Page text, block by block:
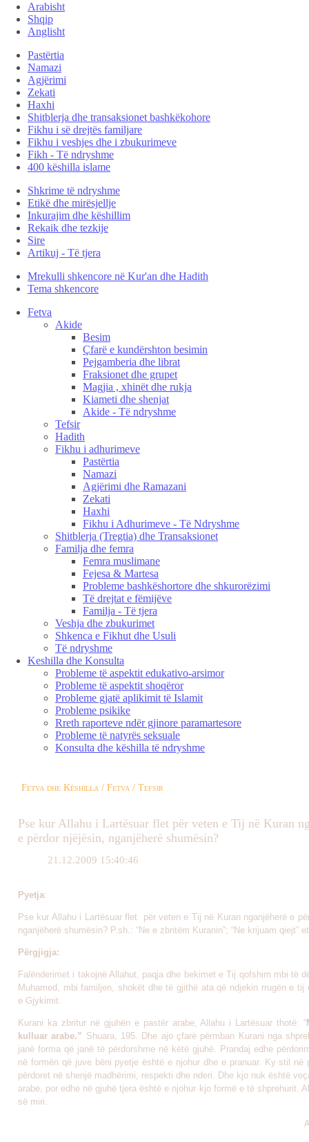
Arabisht
Shqip
Anglisht
Pastërtia
Namazi
Agjërimi
Zekati
Haxhi
Shitblerja dhe transaksionet bashkëkohore
Fikhu i së drejtës familjare
Fikhu i veshjes dhe i zbukurimeve
Fikh - Të ndryshme
400 këshilla islame
Shkrime të ndryshme
Etikë dhe mirësjellje
Inkurajim dhe këshillim
Rekaik dhe tezkije
Sire
Artikuj - Të tjera
Mrekulli shkencore në Kur'an dhe Hadith
Tema shkencore
Fetva
Akide
Besim
Çfarë e kundërshton besimin
Pejgamberia dhe librat
Fraksionet dhe grupet
Magjia , xhinët dhe rukja
Kiameti dhe shenjat
Akide - Të ndryshme
Tefsir
Hadith
Fikhu i adhurimeve
Pastërtia
Namazi
Agjërimi dhe Ramazani
Zekati
Haxhi
Fikhu i Adhurimeve - Të Ndryshme
Shitblerja (Tregtia) dhe Transaksionet
Familja dhe femra
Femra muslimane
Fejesa & Martesa
Probleme bashkëshortore dhe shkurorëzimi
Të drejtat e fëmijëve
Familja - Të tjera
Veshja dhe zbukurimet
Shkenca e Fikhut dhe Usuli
Të ndryshme
Keshilla dhe Konsulta
Probleme të aspektit edukativo-arsimor
Probleme të aspektit shoqëror
Probleme gjatë aplikimit të Islamit
Probleme psikike
Rreth raporteve ndër gjinore paramartesore
Probleme të natyrës seksuale
Konsulta dhe këshilla të ndryshme
Fetva dhe Këshilla / Fetva / Tefsir
Pse kur Allahu i Lartësuar flet për veten e Tij në Kuran
e përdor njëjësin, nganjëherë shumësin?
21.12.2009 15:40:46
Pyetja:
Pse kur Allahu i Lartësuar flet për veten e Tij në Kuran nganjëherë e
nganjëherë shumësin? P.sh.: “Ne e zbritëm Kuranin”; “Ne krijuam qiejt”
Përgjigja:
Falënderimet i takojnë Allahut, paqja dhe bekimet e Tij qofshim mbi të
Muhamed, mbi familjen, shokët dhe të gjithë ata që ndjekin rrugën e tij
e Gjykimit.
Kurani ka zbritur në gjuhën e pastër arabe, Allahu i Lartësuar thotë: “
kulluar arabe.” Shuara, 195. Dhe ajo çfarë përmban Kurani nga
janë forma që janë të përdorshme në këtë gjuhë. Prandaj edhe
në formën që juve bëni pyetje është e njohur dhe e pranuar. Ky stil në
përdoret në shenjë madhërimi, respekti dhe nderi. Dhe kjo nuk është
arabe, por edhe në gjuhë tjera është e njohur kjo formë e të shprehurit.
së miri.